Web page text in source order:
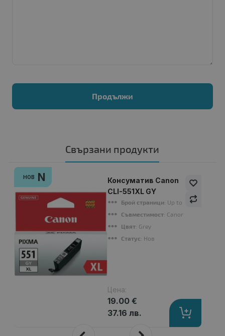
Продължи
Свързани продукти
НОВ N
Консуматив Canon
CLI-551XL GY
Брой страници: Up to 3300 pages
Съвместимост: Canon PIXMA IP
Цвят: Grey
Статус: Нов
Цена:
19.00 €
37.16 лв.